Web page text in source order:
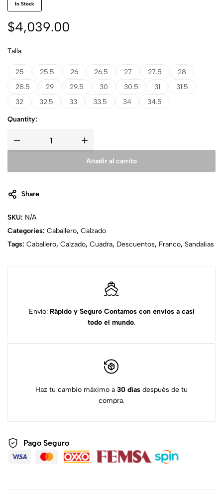
In Stock
$4,039.00
Talla
25 25.5 26 26.5 27 27.5
28
28.5
29 29.5 30 30.5 31
31.5
32
32.5 33 33.5 34 34.5
Quantity:
Añadir al carrito
Share
SKU: N/A
Categories: Caballero, Calzado
Tags: Caballero, Calzado, Cuadra, Descuentos, Franco, Sandalias
Envío: Rápido y Seguro Contamos con envíos a casi
todo el mundo.
Haz tu cambio máximo a 30 días después de tu
compra.
Pago Seguro